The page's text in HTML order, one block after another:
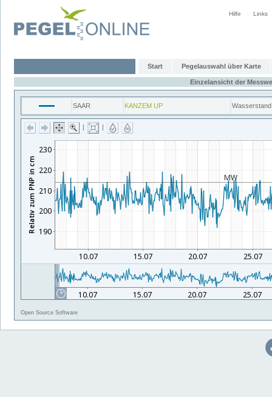
Hilfe Links
Start Pegelauswahl über Karte
Einzelansicht der
SAAR KANZEM UP Wasserstand
| |
Open Source Software